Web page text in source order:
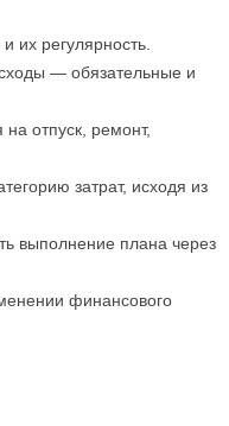
их регулярность.
— обязательные и
отпуск, ремонт,
затрат, исходя из
выполнение плана через
финансового